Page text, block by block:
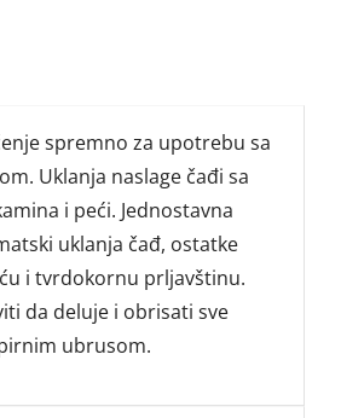
spremno za upotrebu sa
Uklanja naslage čađi sa
i peći. Jednostavna
uklanja čađ, ostatke
i tvrdokornu prljavštinu.
da deluje i obrisati sve
ubrusom.